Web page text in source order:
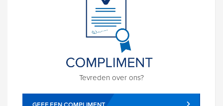
Tevreden over ons?